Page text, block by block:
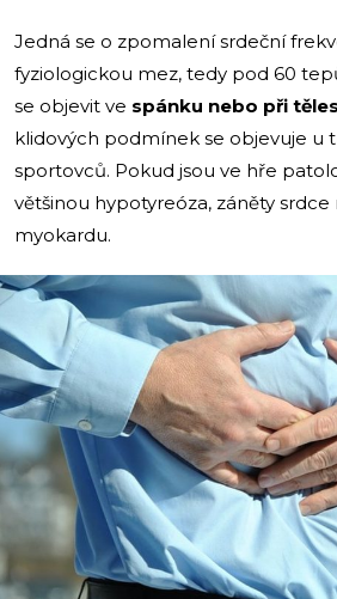
Jedná se o zpomalení srdeční
fyziologickou mez, tedy pod 60
se objevit ve spánku nebo při
klidových podmínek se objevuje u
sportovců. Pokud jsou ve hře
většinou hypotyreóza, záněty
myokardu.